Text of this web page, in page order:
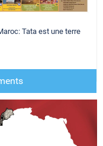
Tata est une terre